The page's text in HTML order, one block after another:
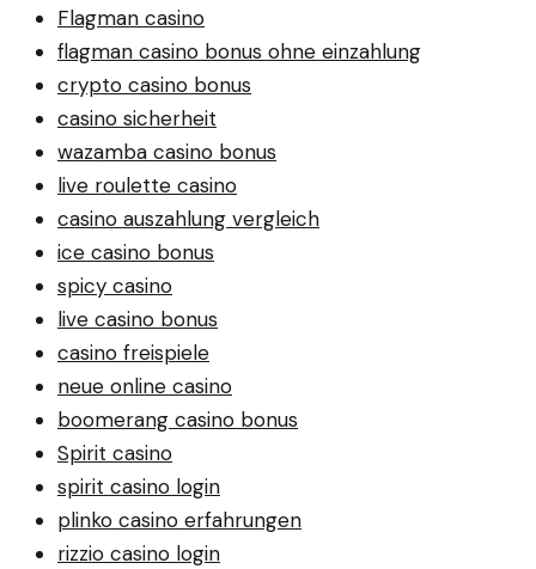
Flagman casino
flagman casino bonus ohne einzahlung
crypto casino bonus
casino sicherheit
wazamba casino bonus
live roulette casino
casino auszahlung vergleich
ice casino bonus
spicy casino
live casino bonus
casino freispiele
neue online casino
boomerang casino bonus
Spirit casino
spirit casino login
plinko casino erfahrungen
rizzio casino login